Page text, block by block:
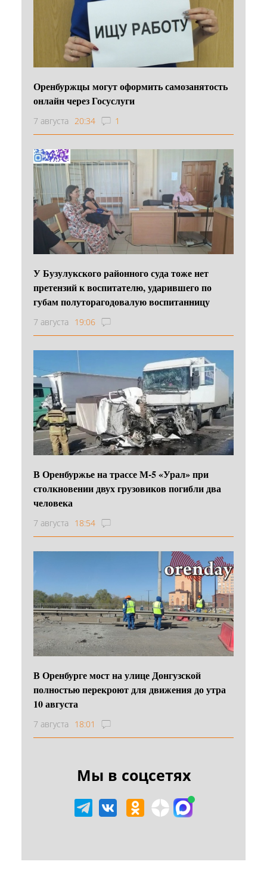
Оренбуржцы могут оформить самозанятость
онлайн через Госуслуги
7 августа 20:34 1
У Бузулукского районного суда тоже нет
претензий к воспитателю, ударившего по
губам полуторагодовалую воспитанницу
7 августа 19:06
В Оренбуржье на трассе М-5 «Урал» при
столкновении двух грузовиков погибли два
человека
7 августа 18:54
В Оренбурге мост на улице Донгузской
полностью перекроют для движения до утра
10 августа
7 августа 18:01
Мы в соцсетях